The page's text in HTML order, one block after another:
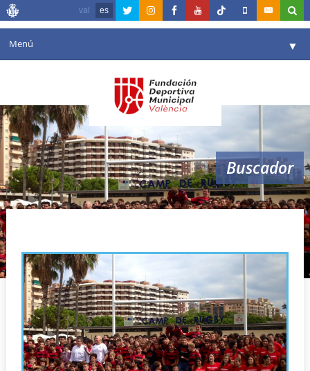
val es
Menú ▼
Agenda
Instalaciones
Comunicación ▼
Valencia en deporte ▼
Reservas
Buscador
camp de rugby